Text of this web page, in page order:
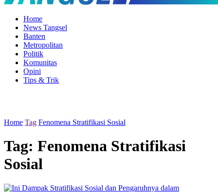
Home
News Tangsel
Banten
Metropolitan
Politik
Komunitas
Opini
Tips & Trik
Home Tag Fenomena Stratifikasi Sosial
Tag: Fenomena Stratifikasi
Sosial